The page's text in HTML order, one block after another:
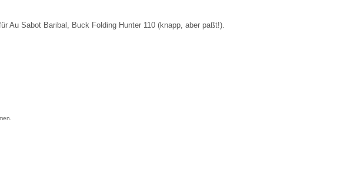
Au Sabot Baribal, Buck Folding Hunter 110 (knapp, aber paßt!).